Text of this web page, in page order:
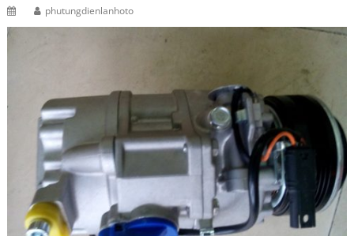
phutungdienlanhoto